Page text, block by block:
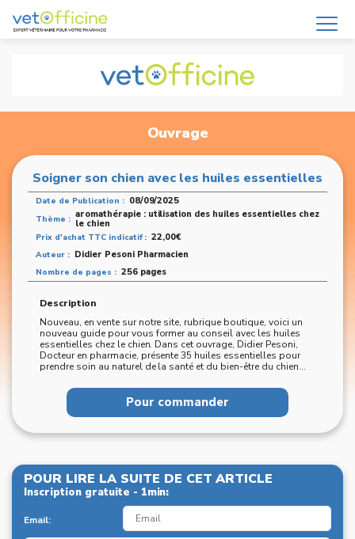
Ouvrage
Soigner son chien avec les huiles essentielles
Date de Publication : 08/09/2025
Thème : aromathérapie : utilisation des huiles essentielles chez
le chien
Prix d'achat TTC indicatif : 22,00€
Auteur : Didier Pesoni Pharmacien
Nombre de pages : 256 pages
Description
Nouveau, en vente sur notre site, rubrique boutique, voici un
nouveau guide pour vous former au conseil avec les huiles
essentielles chez le chien. Dans cet ouvrage, Didier Pesoni,
Docteur en pharmacie, présente 35 huiles essentielles pour
prendre soin au naturel de la santé et du bien-être du chien...
Pour commander
POUR LIRE LA SUITE DE CET ARTICLE
Inscription gratuite - 1min:
Email: